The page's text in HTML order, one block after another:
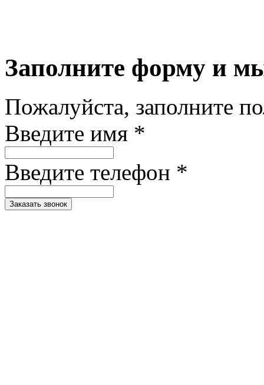
Заполните форму и
Пожалуйста, заполните
Введите имя *
Введите телефон *